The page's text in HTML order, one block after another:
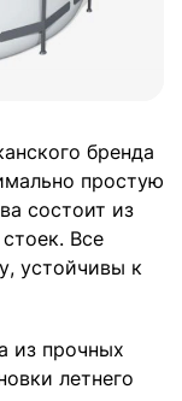
бренда
простую
состоит из
Все
устойчивы к
из прочных
летнего